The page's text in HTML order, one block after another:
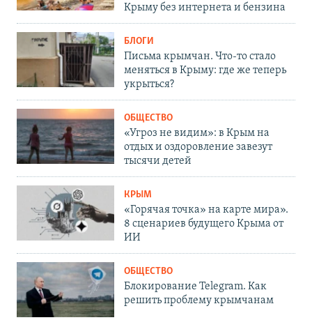
Крыму без интернета и бензина
БЛОГИ
Письма крымчан. Что-то стало
меняться в Крыму: где же теперь
укрыться?
ОБЩЕСТВО
«Угроз не видим»: в Крым на
отдых и оздоровление завезут
тысячи детей
КРЫМ
«Горячая точка» на карте мира».
8 сценариев будущего Крыма от
ИИ
ОБЩЕСТВО
Блокирование Telegram. Как
решить проблему крымчанам